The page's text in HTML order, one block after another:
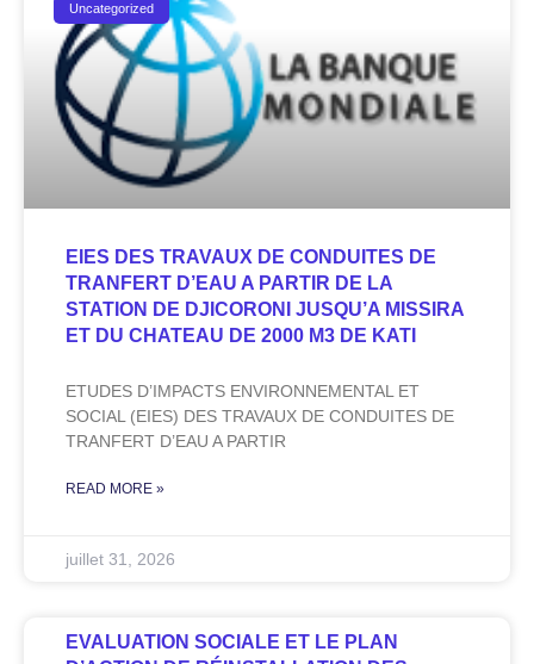
Uncategorized
EIES DES TRAVAUX DE CONDUITES DE
TRANFERT D’EAU A PARTIR DE LA
STATION DE DJICORONI JUSQU’A MISSIRA
ET DU CHATEAU DE 2000 M3 DE KATI
ETUDES D’IMPACTS ENVIRONNEMENTAL ET
SOCIAL (EIES) DES TRAVAUX DE CONDUITES DE
TRANFERT D’EAU A PARTIR
READ MORE »
juillet 31, 2026
EVALUATION SOCIALE ET LE PLAN